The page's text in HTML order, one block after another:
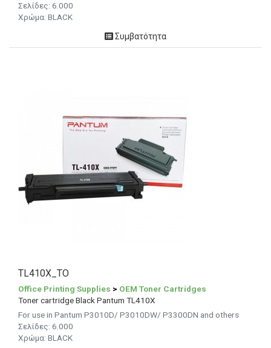
Σελίδες: 6.000
Χρώμα: BLACK
Συμβατότητα
TL410X_TO
Office Printing Supplies > OEM Toner Cartridges
Toner cartridge Black Pantum TL410X
For use in Pantum P3010D/ P3010DW/ P3300DN and others
Σελίδες: 6.000
Χρώμα: BLACK